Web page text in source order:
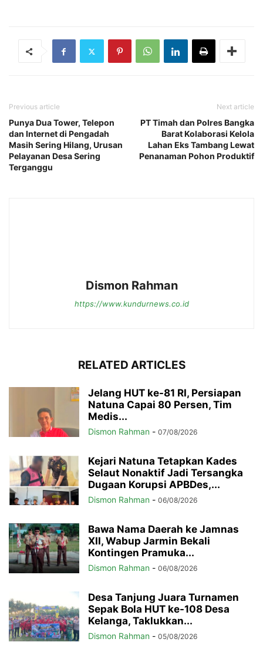
Previous article
Punya Dua Tower, Telepon
dan Internet di Pengadah
Masih Sering Hilang, Urusan
Pelayanan Desa Sering
Terganggu
Next article
PT Timah dan Polres Bangka
Barat Kolaborasi Kelola
Lahan Eks Tambang Lewat
Penanaman Pohon Produktif
Dismon Rahman
https://www.kundurnews.co.id
RELATED ARTICLES
Jelang HUT ke-81 RI, Persiapan
Natuna Capai 80 Persen, Tim
Medis...
Dismon Rahman - 07/08/2026
Kejari Natuna Tetapkan Kades
Selaut Nonaktif Jadi Tersangka
Dugaan Korupsi APBDes,...
Dismon Rahman - 06/08/2026
Bawa Nama Daerah ke Jamnas
XII, Wabup Jarmin Bekali
Kontingen Pramuka...
Dismon Rahman - 06/08/2026
Desa Tanjung Juara Turnamen
Sepak Bola HUT ke-108 Desa
Kelanga, Taklukkan...
Dismon Rahman - 05/08/2026